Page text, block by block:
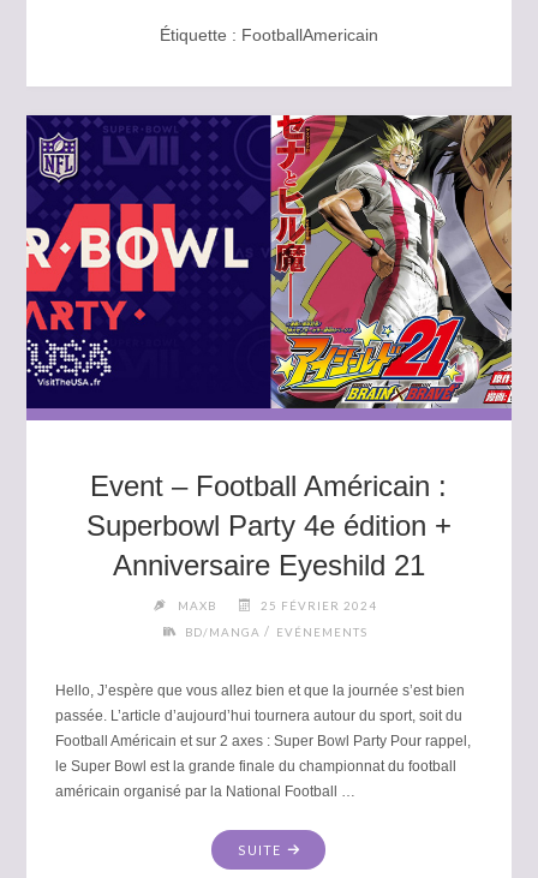
Étiquette : FootballAmericain
Event – Football Américain :
Superbowl Party 4e édition +
Anniversaire Eyeshild 21
MAXB
25 FÉVRIER 2024
BD/MANGA / EVÉNEMENTS
Hello, J’espère que vous allez bien et que la journée s’est bien
passée. L’article d’aujourd’hui tournera autour du sport, soit du
Football Américain et sur 2 axes : Super Bowl Party Pour rappel,
le Super Bowl est la grande finale du championnat du football
américain organisé par la National Football …
SUITE "EVENT
–